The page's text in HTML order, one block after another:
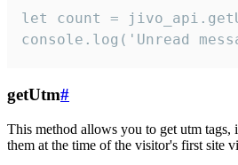
let count =
console.log('Unread
getUtm#
This method allows you to get utm tags,
them at the time of the visitor's first site